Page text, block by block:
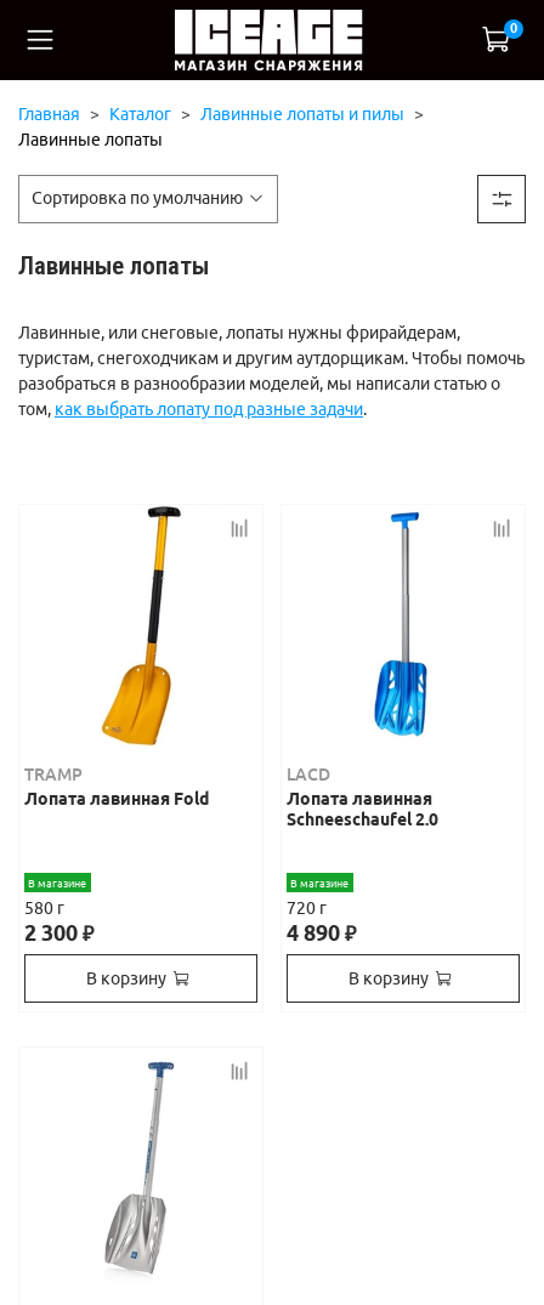
0
Главная Каталог
Лавинные лопаты и пилы
Лавинные лопаты
Лавинные лопаты
Лавинные, или снеговые, лопаты нужны фрирайдерам,
туристам, снегоходчикам и другим аутдорщикам. Чтобы помочь
разобраться в разнообразии моделей, мы написали статью о
том, как выбрать лопату под разные задачи.
TRAMP
Лопата лавинная Fold
В магазине
580 г
2 300₽
В корзину
LACD
Лопата лавинная
Schneeschaufel 2.0
В магазине
720 г
4 890₽
В корзину